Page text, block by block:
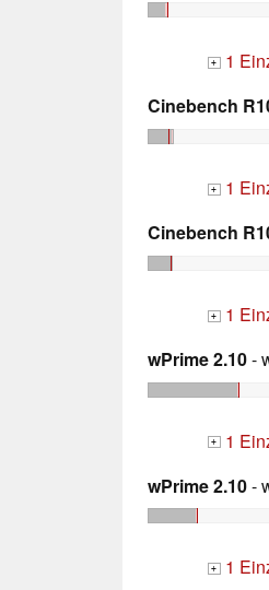
+ 1
Cinebench
+ 1
Cinebench
+ 1
wPrime 2.10-
+ 1
wPrime 2.10-
+ 1